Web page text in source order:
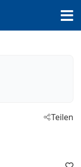
Teilen